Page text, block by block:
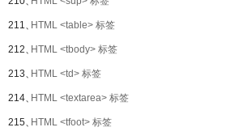
211、HTML <table> 标签
212、HTML <tbody> 标签
213、HTML <td> 标签
214、HTML <textarea> 标签
215、HTML <tfoot> 标签